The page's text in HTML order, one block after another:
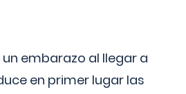
embarazo al llegar a
en primer lugar las